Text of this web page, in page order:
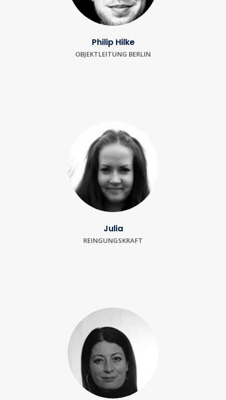
Philip Hilke
OBJEKTLEITUNG BERLIN
Julia
REINGUNGSKRAFT